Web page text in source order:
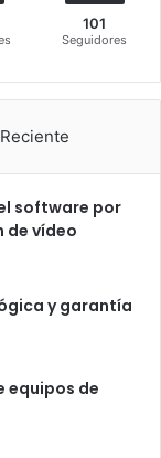
101
Seguidores
Reciente
software por
de vídeo
y garantía
equipos de